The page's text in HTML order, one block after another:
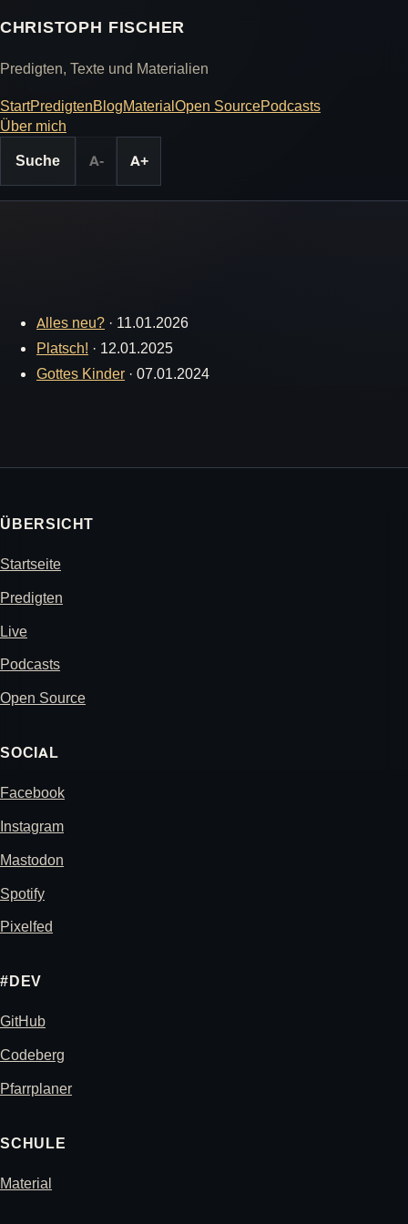
CHRISTOPH FISCHER
Predigten, Texte und Materialien
StartPredigtenBlogMaterialOpen SourcePodcasts
Über mich
Suche
A- A+
Alles neu? · 11.01.2026
Platsch! · 12.01.2025
Gottes Kinder · 07.01.2024
ÜBERSICHT
Startseite
Predigten
Live
Podcasts
Open Source
SOCIAL
Facebook
Instagram
Mastodon
Spotify
Pixelfed
#DEV
GitHub
Codeberg
Pfarrplaner
SCHULE
Material